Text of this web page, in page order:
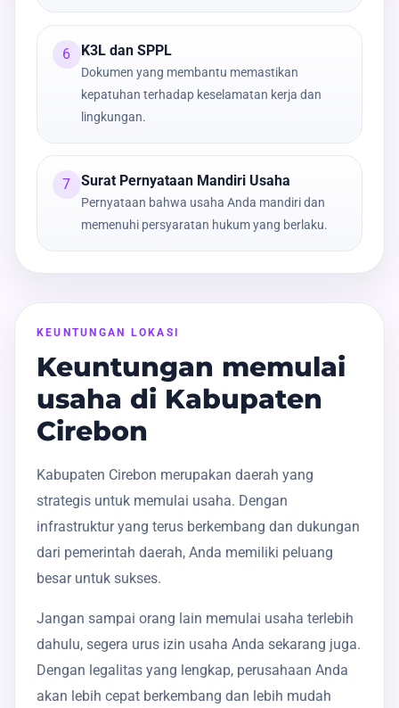
6 K3L dan SPPL
Dokumen yang membantu memastikan
kepatuhan terhadap keselamatan kerja dan
lingkungan.
7 Surat Pernyataan Mandiri Usaha
Pernyataan bahwa usaha Anda mandiri dan
memenuhi persyaratan hukum yang berlaku.
KEUNTUNGAN LOKASI
Keuntungan memulai
usaha di Kabupaten
Cirebon
Kabupaten Cirebon merupakan daerah yang
strategis untuk memulai usaha. Dengan
infrastruktur yang terus berkembang dan dukungan
dari pemerintah daerah, Anda memiliki peluang
besar untuk sukses.
Jangan sampai orang lain memulai usaha terlebih
dahulu, segera urus izin usaha Anda sekarang juga.
Dengan legalitas yang lengkap, perusahaan Anda
akan lebih cepat berkembang dan lebih mudah